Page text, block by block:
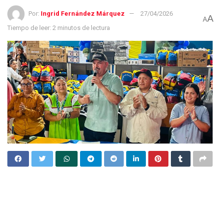
Por: Ingrid Fernández Márquez
27/04/2026
Tiempo de leer: 2 minutos de lectura
AA